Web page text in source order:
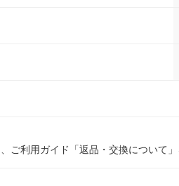
ご利用ガイド「返品・交換について